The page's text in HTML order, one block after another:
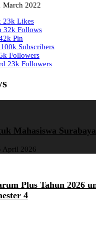
March 2022
23k Likes
32k Follows
Pin
100k Subscribers
Followers
23k Followers
Mahasiswa
April 2026
Plus Tahun 2026
4